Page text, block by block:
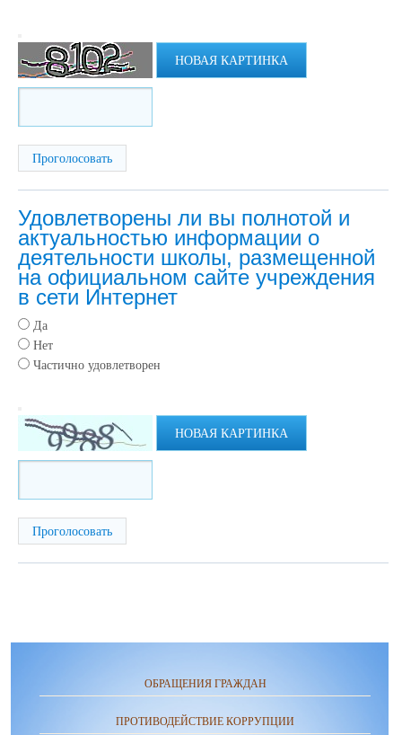
НОВАЯ КАРТИНКА
Удовлетворены ли вы полнотой и
актуальностью информации о
деятельности школы, размещенной
на официальном сайте учреждения
в сети Интернет
Да
Нет
Частично удовлетворен
НОВАЯ КАРТИНКА
ОБРАЩЕНИЯ ГРАЖДАН
ПРОТИВОДЕЙСТВИЕ КОРРУПЦИИ